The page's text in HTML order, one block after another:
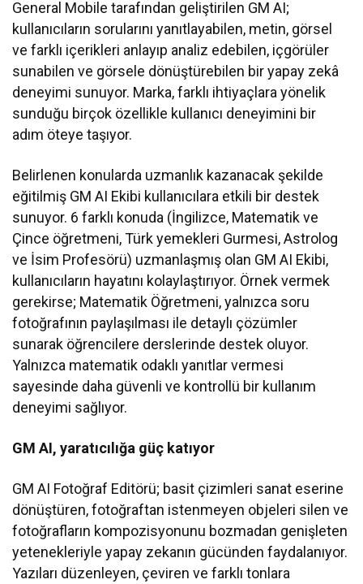
General Mobile tarafından geliştirilen GM AI;
kullanıcıların sorularını yanıtlayabilen, metin, görsel
ve farklı içerikleri anlayıp analiz edebilen, içgörüler
sunabilen ve görsele dönüştürebilen bir yapay zekâ
deneyimi sunuyor. Marka, farklı ihtiyaçlara yönelik
sunduğu birçok özellikle kullanıcı deneyimini bir
adım öteye taşıyor.
Belirlenen konularda uzmanlık kazanacak şekilde
eğitilmiş GM AI Ekibi kullanıcılara etkili bir destek
sunuyor. 6 farklı konuda (İngilizce, Matematik ve
Çince öğretmeni, Türk yemekleri Gurmesi, Astrolog
ve İsim Profesörü) uzmanlaşmış olan GM AI Ekibi,
kullanıcıların hayatını kolaylaştırıyor. Örnek vermek
gerekirse; Matematik Öğretmeni, yalnızca soru
fotoğrafının paylaşılması ile detaylı çözümler
sunarak öğrencilere derslerinde destek oluyor.
Yalnızca matematik odaklı yanıtlar vermesi
sayesinde daha güvenli ve kontrollü bir kullanım
deneyimi sağlıyor.
GM AI, yaratıcılığa güç katıyor
GM AI Fotoğraf Editörü; basit çizimleri sanat eserine
dönüştüren, fotoğraftan istenmeyen objeleri silen ve
fotoğrafların kompozisyonunu bozmadan genişleten
yetenekleriyle yapay zekanın gücünden faydalanıyor.
Yazıları düzenleyen, çeviren ve farklı tonlara